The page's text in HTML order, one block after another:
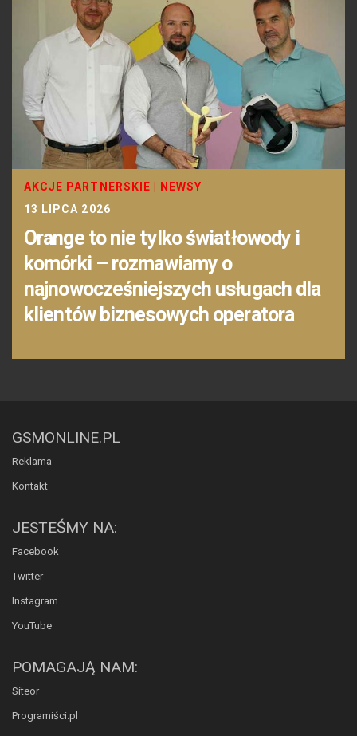
AKCJE PARTNERSKIE
NEWSY
13 LIPCA 2026
Orange to nie tylko światłowody i
komórki – rozmawiamy o
najnowocześniejszych usługach dla
klientów biznesowych operatora
GSMONLINE.PL
Reklama
Kontakt
JESTEŚMY NA:
Facebook
Twitter
Instagram
YouTube
POMAGAJĄ NAM:
Siteor
Programiści.pl